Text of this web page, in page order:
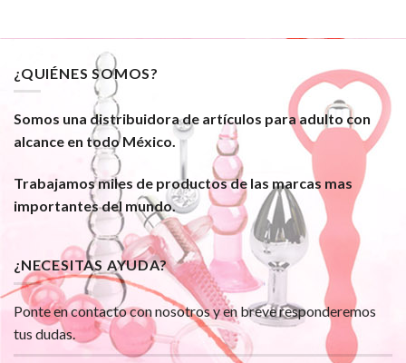
¿QUIÉNES SOMOS?
Somos una distribuidora de artículos para adulto con
alcance en todo México.
Trabajamos miles de productos de las marcas mas
importantes del mundo.
¿NECESITAS AYUDA?
Ponte en contacto con nosotros y en breve responderemos
tus dudas.